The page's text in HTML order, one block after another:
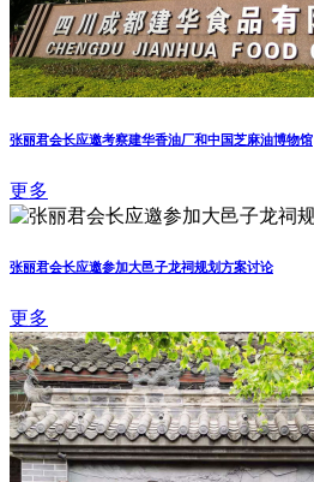
张丽君会长应邀考察建华香油厂和中国芝麻油博物馆
更多
张丽君会长应邀参加大邑子龙祠规划方案讨论
更多